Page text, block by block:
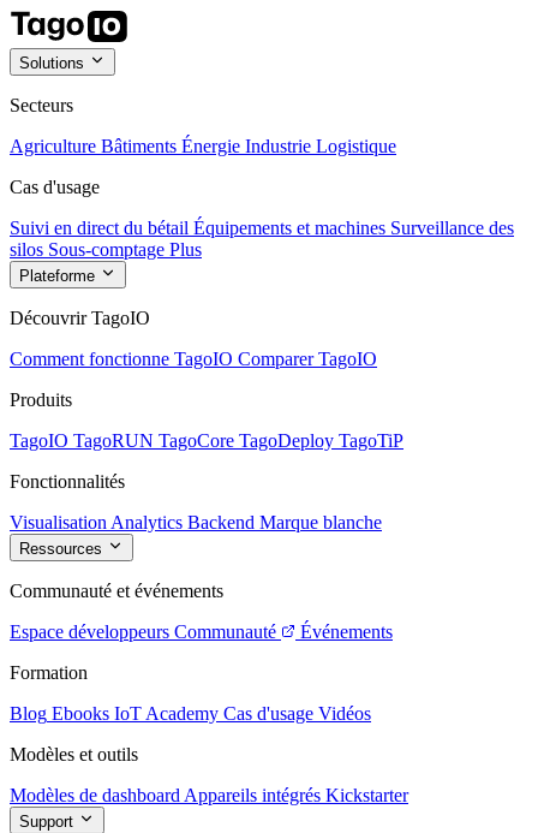
Solutions
Secteurs
Agriculture Bâtiments Énergie Industrie Logistique
Cas d'usage
Suivi en direct du bétail Équipements et machines Surveillance des
silos Sous-comptage Plus
Plateforme
Découvrir TagoIO
Comment fonctionne TagoIO Comparer TagoIO
Produits
TagoIO TagoRUN TagoCore TagoDeploy TagoTiP
Fonctionnalités
Visualisation Analytics Backend Marque blanche
Ressources
Communauté et événements
Espace développeurs Communauté
Événements
Formation
Blog Ebooks IoT Academy Cas d'usage Vidéos
Modèles et outils
Modèles de dashboard Appareils intégrés Kickstarter
Support